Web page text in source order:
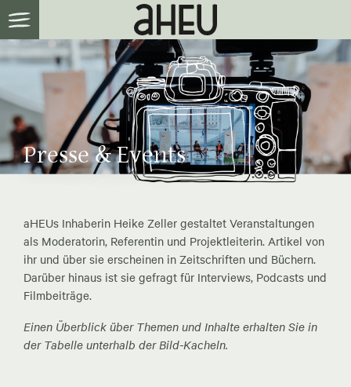
Presse & Events
aHEUs Inhaberin Heike Zeller gestaltet Veranstaltungen
als Moderatorin, Referentin und Projektleiterin. Artikel von
ihr und über sie erscheinen in Zeitschriften und Büchern.
Darüber hinaus ist sie gefragt für Interviews, Podcasts und
Filmbeiträge.
Einen Überblick über Themen und Inhalte erhalten Sie in
der Tabelle unterhalb der Bild-Kacheln.